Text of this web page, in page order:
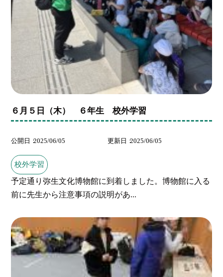
６月５日（木） ６年生 校外学習
公開日 2025/06/05 更新日 2025/06/05
校外学習
予定通り弥生文化博物館に到着しました。博物館に入る
前に先生から注意事項の説明があ...